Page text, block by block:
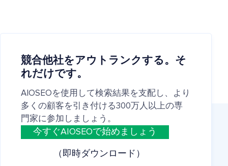
競合他社をアウトランクする。そ
れだけです。
AIOSEOを使用して検索結果を支配し、より
多くの顧客を引き付ける300万人以上の専
門家に参加しましょう。
今すぐAIOSEOで始めましょう
（即時ダウンロード）